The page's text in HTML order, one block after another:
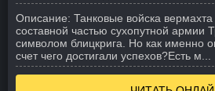
Описание: Танковые войска
составной частью сухопутной армии
символом блицкрига. Но как именно
счет чего достигали успехов?Есть м...